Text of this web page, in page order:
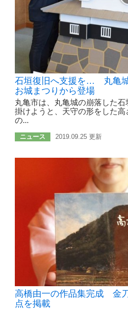
石垣復旧へ支援を… 丸亀
お城まつりから登場
丸亀市は、丸亀城の崩落した
掛けようと、天守の形をした
の...
ニュース 2019.09.25 更新
高橋由一の作品集完成 金
点を掲載